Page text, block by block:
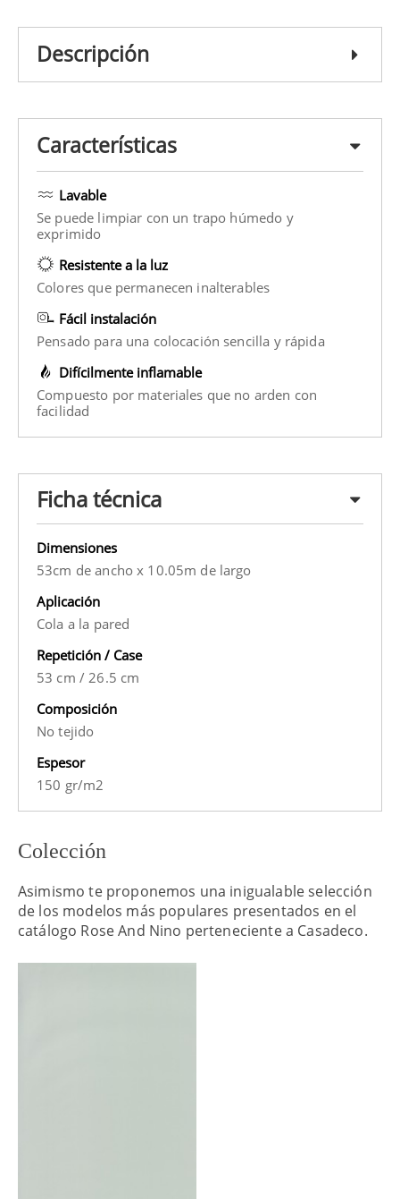
Descripción
Características
Lavable
Se puede limpiar con un trapo húmedo y
exprimido
Resistente a la luz
Colores que permanecen inalterables
Fácil instalación
Pensado para una colocación sencilla y rápida
Difícilmente inflamable
Compuesto por materiales que no arden con
facilidad
Ficha técnica
Dimensiones
53cm de ancho x 10.05m de largo
Aplicación
Cola a la pared
Repetición / Case
53 cm /26.5 cm
Composición
No tejido
Espesor
150 gr/m2
Colección
Asimismo te proponemos una inigualable selección
de los modelos más populares presentados en el
catálogo Rose And Nino perteneciente a Casadeco.